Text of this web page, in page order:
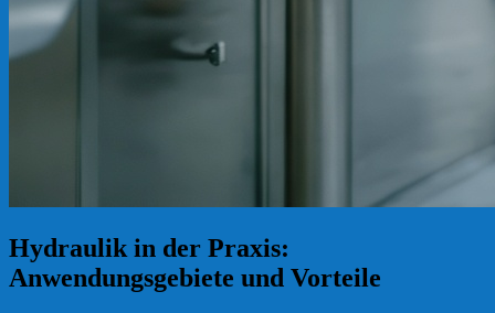
Hydraulik in der Praxis:
Anwendungsgebiete und Vorteile